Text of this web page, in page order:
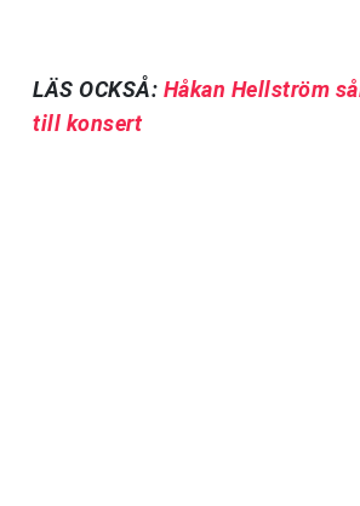
LÄS OCKSÅ: Håkan Hellström
till konsert